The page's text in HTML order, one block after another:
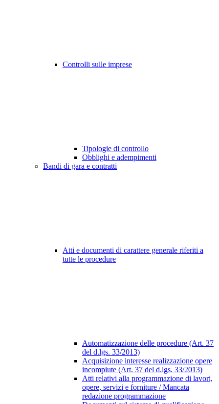
Controlli sulle imprese
Tipologie di controllo
Obblighi e adempimenti
Bandi di gara e contratti
Atti e documenti di carattere generale riferiti a
tutte le procedure
Automatizzazione delle procedure (Art. 37
del d.lgs. 33/2013)
Acquisizione interesse realizzazione opere
incompiute (Art. 37 del d.lgs. 33/2013)
Atti relativi alla programmazione di lavori,
opere, servizi e forniture / Mancata
redazione programmazione